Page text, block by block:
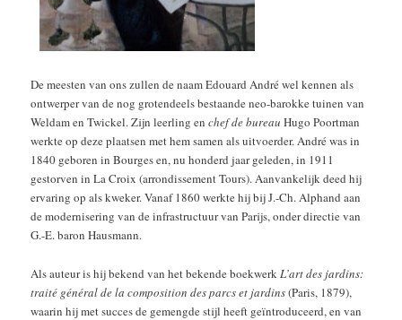
De meesten van ons zullen de naam Edouard André wel kennen als
ontwerper van de nog grotendeels bestaande neo-barokke tuinen van
Weldam en Twickel. Zijn leerling enchef de bureau Hugo Poortman
werkte op deze plaatsen met hem samen als uitvoerder. André was in
1840 geboren in Bourges en, nu honderd jaar geleden, in 1911
gestorven in La Croix (arrondissement Tours). Aanvankelijk deed hij
ervaring op als kweker. Vanaf 1860 werkte hij bij J.-Ch. Alphand aan
de modernisering van de infrastructuur van Parijs, onder directie van
G.-E. baron Hausmann.
Als auteur is hij bekend van het bekende boekwerk L’art des jardins:
traité général de la composition des parcs et jardins(Paris, 1879),
waarin hij met succes de gemengde stijl heeft geïntroduceerd, en van